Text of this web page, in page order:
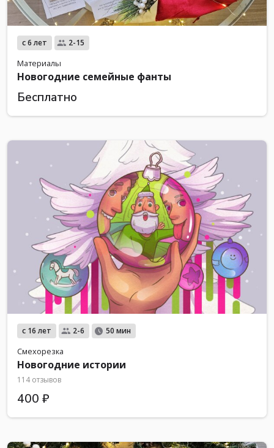
с 6 лет 2-15
Материалы
Новогодние семейные фанты
Бесплатно
с 16 лет 2-6 50 мин
Смехорезка
Новогодние истории
114 отзывов
400 ₽